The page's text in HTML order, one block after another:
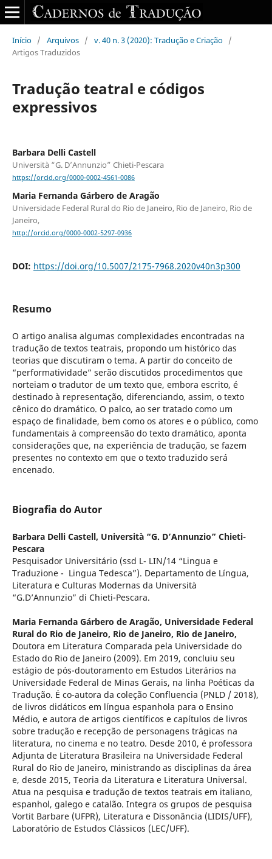
Início / Arquivos / v. 40 n. 3 (2020): Tradução e Criação /
Artigos Traduzidos
Tradução teatral e códigos
expressivos
Barbara Delli Castell
Università “G. D’Annunzio” Chieti-Pescara
https://orcid.org/0000-0002-4561-0086
Maria Fernanda Gárbero de Aragão
Universidade Federal Rural do Rio de Janeiro, Rio de Janeiro, Rio de
Janeiro,
http://orcid.org/0000-0002-5297-0936
DOI: https://doi.org/10.5007/2175-7968.2020v40n3p300
Resumo
O artigo analisa algumas complexidades encontradas na
tradução de textos teatrais, propondo um histórico das
teorias que discutiram o tema. A partir do conceito de
“performatividade” serão discutidos procedimentos que
norteiam o tradutor de um texto que, embora escrito, é
destinado à representação, diferenciando, assim, o texto
cênico do dramático. O palco, ao ser tratado como um
espaço de finalidade, bem como os atores e o público, como
fundamentais à compreensão do texto dramático, aponta
considerações que, na experiência de tradução, se fazem
presentes no contexto em que o texto traduzido será
encenado.
Biografia do Autor
Barbara Delli Castell, Università “G. D’Annunzio” Chieti-
Pescara
Pesquisador Universitário (ssd L- LIN/14 “Lingua e
Traduzione - Lingua Tedesca”). Departamento de Língua,
Literatura e Culturas Modernas da Università
“G.D’Annunzio” di Chieti-Pescara.
Maria Fernanda Gárbero de Aragão, Universidade Federal
Rural do Rio de Janeiro, Rio de Janeiro, Rio de Janeiro,
Doutora em Literatura Comparada pela Universidade do
Estado do Rio de Janeiro (2009). Em 2019, concluiu seu
estágio de pós-doutoramento em Estudos Literários na
Universidade Federal de Minas Gerais, na linha Poéticas da
Tradução. É co-autora da coleção Confluencia (PNLD / 2018),
de livros didáticos em língua espanhola para o Ensino
Médio, e autora de artigos científicos e capítulos de livros
sobre tradução e recepção de personagens trágicas na
literatura, no cinema e no teatro. Desde 2010, é professora
Adjunta de Literatura Brasileira na Universidade Federal
Rural do Rio de Janeiro, ministrando as disciplinas da área
e, desde 2015, Teoria da Literatura e Literatura Universal.
Atua na pesquisa e tradução de textos teatrais em italiano,
espanhol, galego e catalão. Integra os grupos de pesquisa
Vortit Barbare (UFPR), Literatura e Dissonância (LIDIS/UFF),
Laboratório de Estudos Clássicos (LEC/UFF).